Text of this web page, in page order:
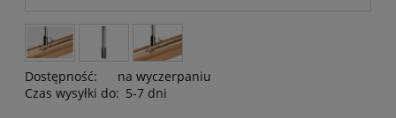
Dostępność:
na wyczerpaniu
Czas wysyłki do: 5-7 dni